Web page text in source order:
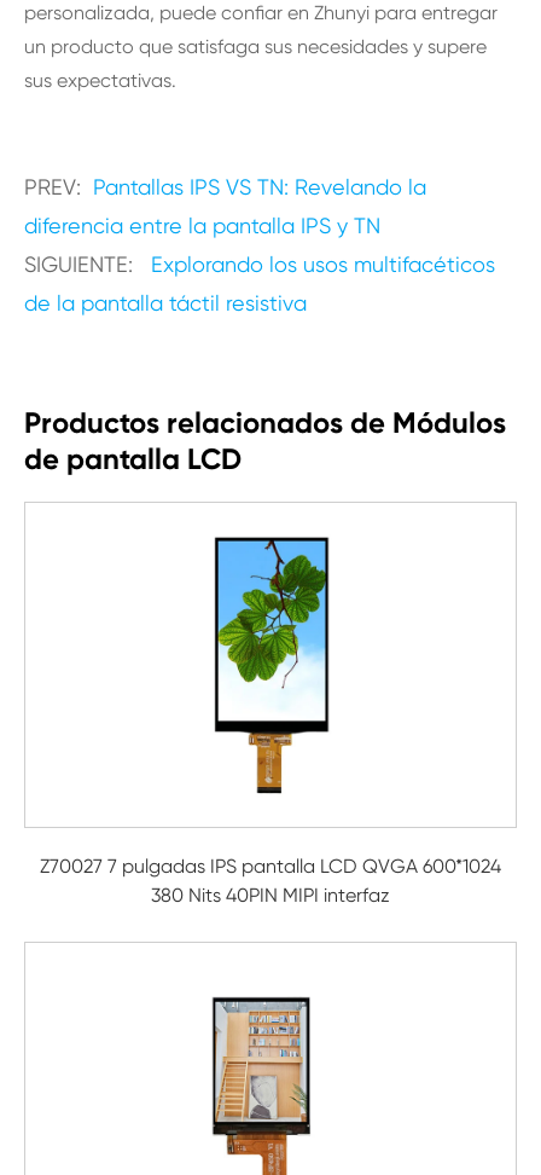
personalizada, puede confiar en Zhunyi para entregar
un producto que satisfaga sus necesidades y supere
sus expectativas.
PREV: Pantallas IPS VS TN: Revelando la
diferencia entre la pantalla IPS y TN
SIGUIENTE: Explorando los usos multifacéticos
de la pantalla táctil resistiva
Productos relacionados de Módulos
de pantalla LCD
Z70027 7 pulgadas IPS pantalla LCD QVGA 600*1024
380 Nits 40PIN MIPI interfaz